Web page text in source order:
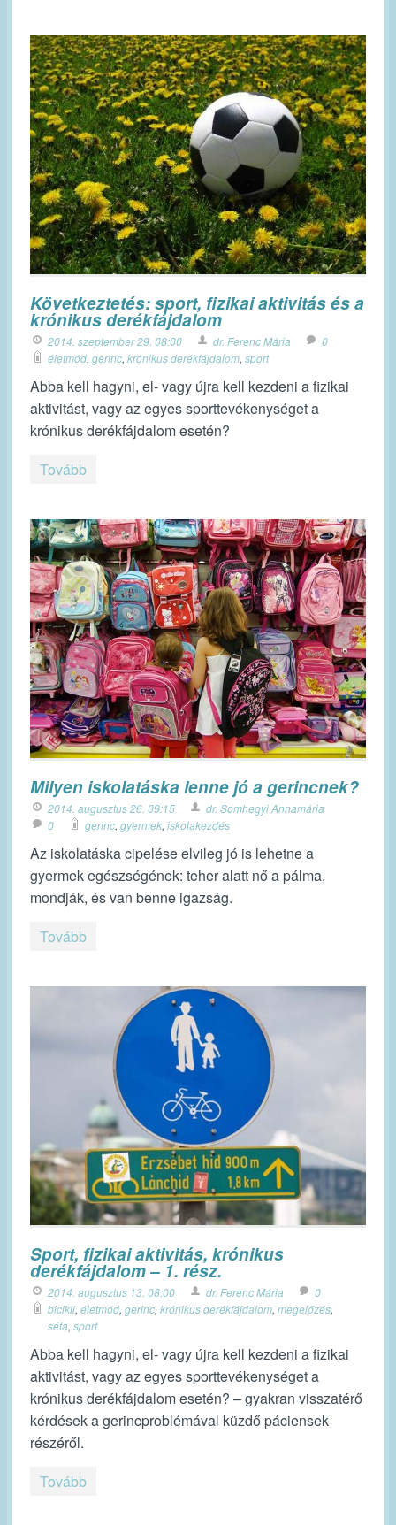
Következtetés: sport, fizikai aktivitás és a
krónikus derékfájdalom
2014. szeptember 29. 08:00 dr. Ferenc Mária
0
életmód, gerinc, krónikus derékfájdalom, sport
Abba kell hagyni, el- vagy újra kell kezdeni a fizikai
aktivitást, vagy az egyes sporttevékenységet a
krónikus derékfájdalom esetén?
Tovább
Milyen iskolatáska lenne jó a gerincnek?
2014. augusztus 26. 09:15
dr. Somhegyi Annamária
0
gerinc, gyermek, iskolakezdés
Az iskolatáska cipelése elvileg jó is lehetne a
gyermek egészségének: teher alatt nő a pálma,
mondják, és van benne igazság.
Tovább
Sport, fizikai aktivitás, krónikus
derékfájdalom – 1. rész.
2014. augusztus 13. 08:00 dr. Ferenc Mária
0
bicikli, életmód, gerinc, krónikus derékfájdalom, megelőzés,
séta, sport
Abba kell hagyni, el- vagy újra kell kezdeni a fizikai
aktivitást, vagy az egyes sporttevékenységet a
krónikus derékfájdalom esetén? – gyakran visszatérő
kérdések a gerincproblémával küzdő páciensek
részéről.
Tovább